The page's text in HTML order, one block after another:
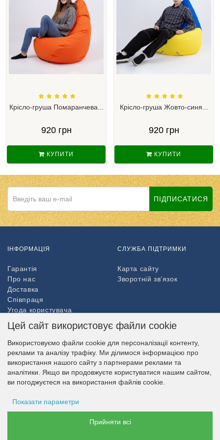
Крісло-груша Помаранчева...
920 грн
КУПИТИ
Крісло-груша Жовто-синя...
920 грн
КУПИТИ
ПІДПИСАТИСЯ
ІНФОРМАЦІЯ
Гарантія
Про нас
Доставка
Співпраця
Угода користувача
Повернення товару
СЛУЖБА ПІДТРИМКИ
Карта сайту
Зворотній зв’язок
Партнери
НАШ МАГАЗИН В СОЦМЕРЕЖАХ
Цей сайт використовує файли cookie
Використовуємо файли cookie для персоналізації контенту,
реклами та аналізу трафіку. Ми ділимося інформацією про
використання нашого сайту з партнерами реклами та
аналітики. Якщо ви продовжуєте користуватися нашим сайтом,
ви погоджуєтеся на використання файлів cookie.
Показати параметри
Зберігання оголошеньПрийняти всі